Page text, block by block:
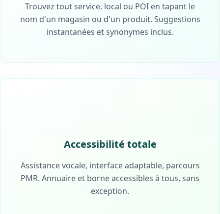
Trouvez tout service, local ou POI en tapant le
nom d'un magasin ou d'un produit. Suggestions
instantanées et synonymes inclus.
Accessibilité totale
Assistance vocale, interface adaptable, parcours
PMR. Annuaire et borne accessibles à tous, sans
exception.